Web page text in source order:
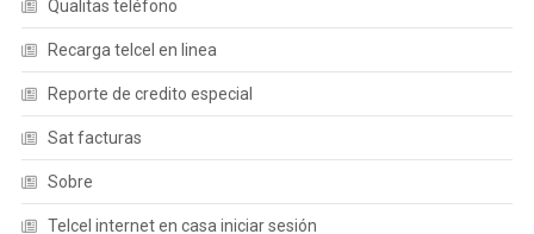
Qualitas teléfono
Recarga telcel en linea
Reporte de credito especial
Sat facturas
Sobre
Telcel internet en casa iniciar sesión